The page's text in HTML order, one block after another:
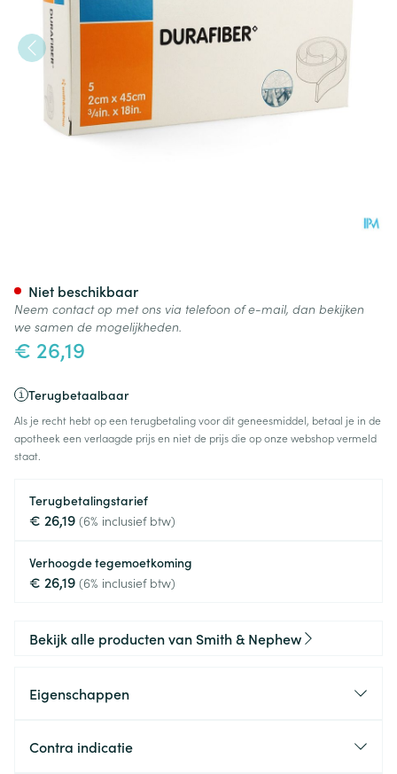
€ 26,19
Terugbetaalbaar
Als je recht hebt op een terugbetaling voor dit geneesmiddel, betaal je in de
apotheek een verlaagde prijs en niet de prijs die op onze webshop vermeld
staat.
Terugbetalingstarief
€ 26,19 (6% inclusief btw)
Verhoogde tegemoetkoming
€ 26,19 (6% inclusief btw)
Niet beschikbaar
Neem contact op met ons via telefoon of e-mail, dan bekijken
we samen de mogelijkheden.
Bekijk alle producten van Smith & Nephew
Eigenschappen
Contra indicatie